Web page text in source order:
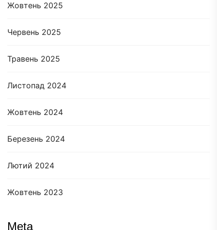
Жовтень 2025
Червень 2025
Травень 2025
Листопад 2024
Жовтень 2024
Березень 2024
Лютий 2024
Жовтень 2023
Meta